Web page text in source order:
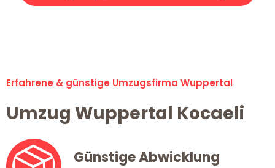
Erfahrene & günstige Umzugsfirma Wuppertal
Umzug Wuppertal Kocaeli
Günstige Abwicklung